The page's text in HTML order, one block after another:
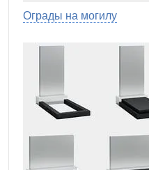
Ограды на могилу